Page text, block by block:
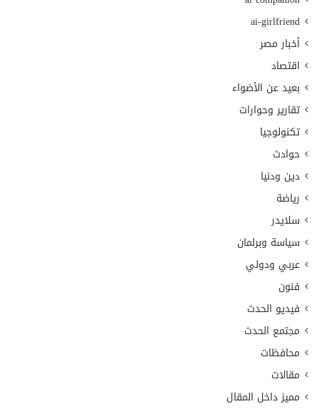
ai-girlfriend
أخبار مصر
اقتصاد
بعيد عن الأضواء
تقارير وحوارات
تكنولوجيا
حوادث
دين ودنيا
رياضة
سلايدر
سياسة وبرلمان
عربي ودولي
فنون
فيديو الحدث
مجتمع الحدث
محافظات
مقالات
مميز داخل المقال